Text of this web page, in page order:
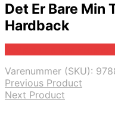
Det Er Bare Min
Hardback
Varenummer (SKU):
Previous Product
Next Product